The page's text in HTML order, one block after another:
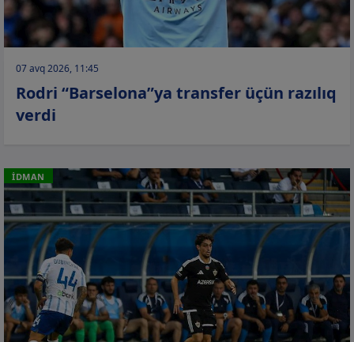
07 avq 2026, 11:45
Rodri “Barselona”ya transfer üçün razılıq
verdi
İDMAN